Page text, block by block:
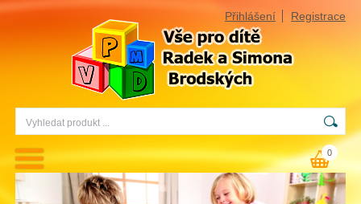
Přihlášení Registrace
0